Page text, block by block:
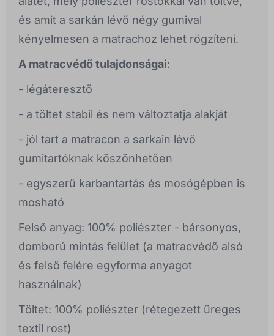
és amit a sarkán lévő négy gumival
kényelmesen a matrachoz lehet rögzíteni.
A matracvédő tulajdonságai:
- légáteresztő
- a töltet stabil és nem változtatja alakját
- jól tart a matracon a sarkain lévő
gumitartóknak köszönhetően
- egyszerű karbantartás és mosógépben is
mosható
Felső anyag: 100% poliészter - bársonyos,
domború mintás felület (a matracvédő alsó
és felső felére egyforma anyagot
használnak)
Töltet: 100% poliészter (rétegezett üreges
textil rost)